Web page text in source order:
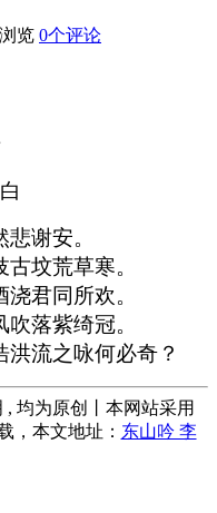
览 0个评论
谢安。
坟荒草寒。
君同所欢。
落紫绮冠。
流之咏何必奇？
, 均为原创丨本网站采用
，本文地址： 东山吟 李